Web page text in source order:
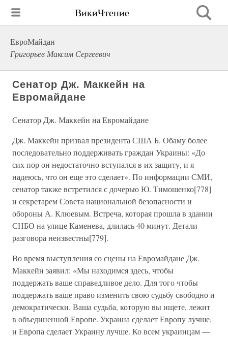
ВикиЧтение
ЕвроМайдан
Григорьев Максим Сергеевич
Сенатор Дж. Маккейн на
Евромайдане
Сенатор Дж. Маккейн на Евромайдане
Дж. Маккейн призвал президента США Б. Обаму более
последовательно поддерживать граждан Украины: «До
сих пор он недостаточно вступался в их защиту, и я
надеюсь, что он еще это сделает». По информации СМИ,
сенатор также встретился с дочерью Ю. Тимошенко[778]
и секретарем Совета национальной безопасности и
обороны А. Клюевым. Встреча, которая прошла в здании
СНБО на улице Каменева, длилась 40 минут. Детали
разговора неизвестны[779].
Во время выступления со сцены на Евромайдане Дж.
Маккейн заявил: «Мы находимся здесь, чтобы
поддержать ваше справедливое дело. Для того чтобы
поддержать ваше право изменить свою судьбу свободно и
демократически. Ваша судьба, которую вы ищете, лежит
в объединенной Европе. Украина сделает Европу лучше,
и Европа сделает Украину лучше. Ко всем украинцам —